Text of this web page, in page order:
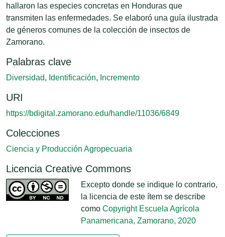
hallaron las especies concretas en Honduras que
transmiten las enfermedades. Se elaboró una guía ilustrada
de géneros comunes de la colección de insectos de
Zamorano.
Palabras clave
Diversidad, Identificación, Incremento
URI
https://bdigital.zamorano.edu/handle/11036/6849
Colecciones
Ciencia y Producción Agropecuaria
Licencia Creative Commons
Excepto donde se indique lo contrario,
la licencia de este ítem se describe
como Copyright Escuela Agrícola
Panamericana, Zamorano, 2020